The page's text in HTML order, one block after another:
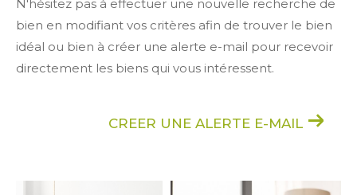
N'hésitez pas à effectuer une nouvelle recherche de
bien en modifiant vos critères afin de trouver le bien
idéal ou bien à créer une alerte e-mail pour recevoir
directement les biens qui vous intéressent.
CREER UNE ALERTE E-MAIL